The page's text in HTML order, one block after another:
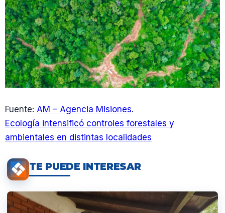
Fuente: AM – Agencia Misiones.
Ecología intensificó controles forestales y
ambientales en distintas localidades
TE PUEDE INTERESAR